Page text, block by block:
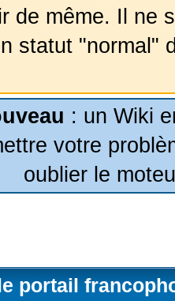
de même. Il ne
statut "normal"
: un Wiki
votre
oublier le
portail